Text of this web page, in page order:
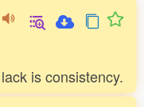
is consistency.